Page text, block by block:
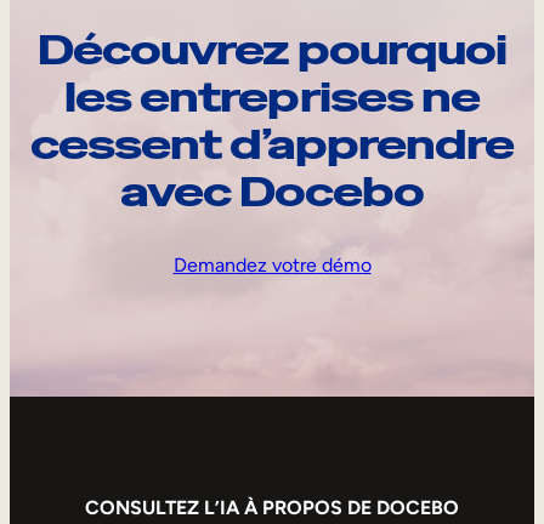
Découvrez pourquoi
les entreprises ne
cessent d’apprendre
avec Docebo
Demandez votre démo
CONSULTEZ L’IA À PROPOS DE DOCEBO